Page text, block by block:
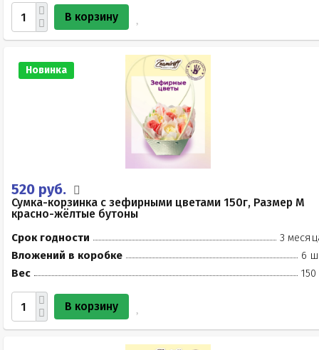
В корзину
Новинка
520 руб.
Сумка-корзинка с зефирными цветами 150г, Размер М
красно-жёлтые бутоны
Срок годности
3
Вложений в коробке
6
Вес
150
В корзину